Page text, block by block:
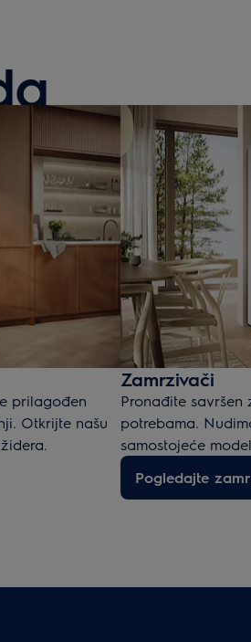
prilagođen
Otkrijte našu
Zamrzivači
Pronađite
potrebama.
samostojeće
Pogledajte